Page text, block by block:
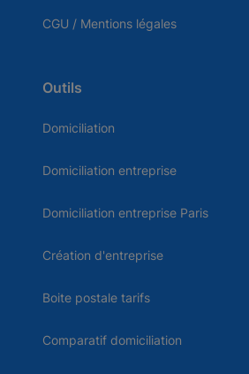
CGU / Mentions légales
Outils
Domiciliation
Domiciliation entreprise
Domiciliation entreprise Paris
Création d'entreprise
Boite postale tarifs
Comparatif domiciliation